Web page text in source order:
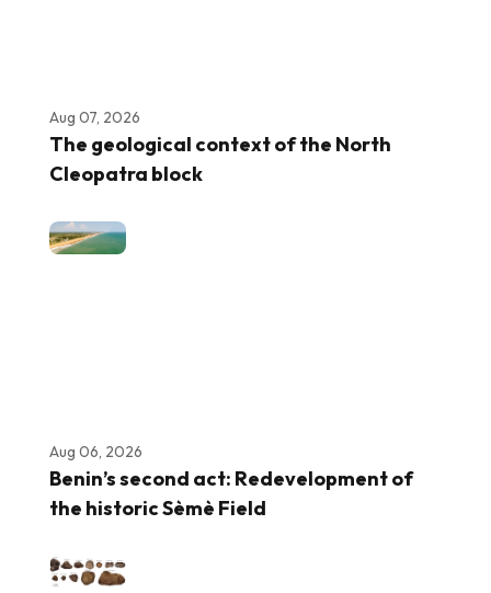
Aug 07, 2026
The geological context of the North
Cleopatra block
Aug 06, 2026
Benin’s second act: Redevelopment of
the historic Sèmè Field